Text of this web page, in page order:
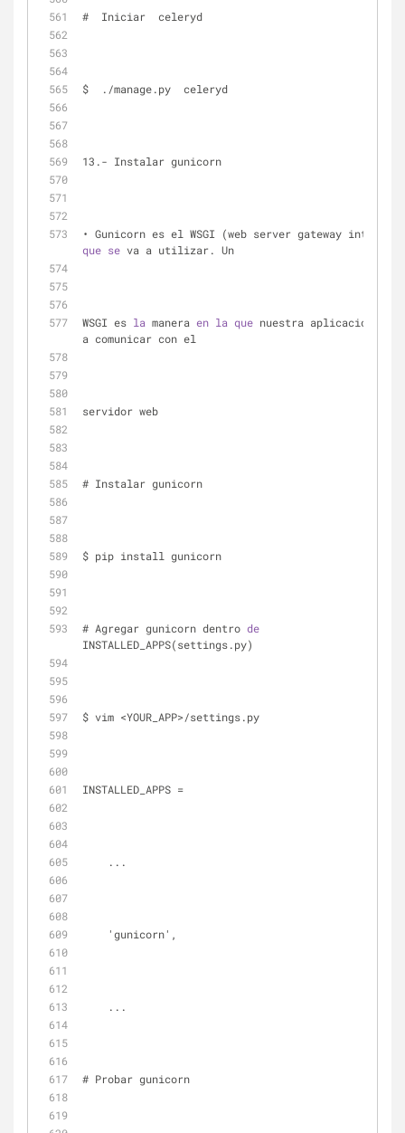
#  Iniciar  celeryd
$  ./manage.py  celeryd
13.- Instalar gunicorn
que se va a utilizar. Un
WSGI es la manera en la que nuestra aplicació
a comunicar con el
servidor web
# Instalar gunicorn
$ pip install gunicorn
# Agregar gunicorn dentro de
INSTALLED_APPS(settings.py)
$ vim <YOUR_APP>/settings.py
INSTALLED_APPS =
    ...
    'gunicorn',
    ...
# Probar gunicorn